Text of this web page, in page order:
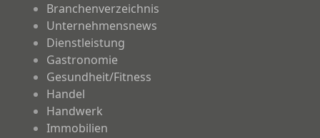
Branchenverzeichnis
Unternehmensnews
Dienstleistung
Gastronomie
Gesundheit/Fitness
Handel
Handwerk
Immobilien